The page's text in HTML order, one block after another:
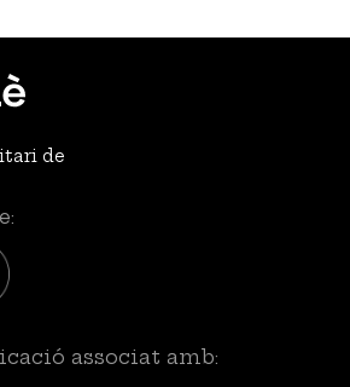
de
associat amb: